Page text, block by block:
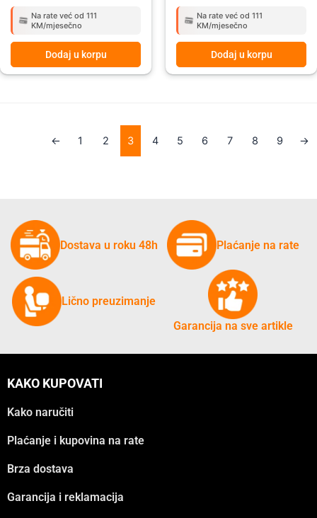
Na rate već od 111
KM/mjesečno
Dodaj u korpu
Na rate već od 111
KM/mjesečno
Dodaj u korpu
← 1 2 3 4 5 6 7 8 9 →
Dostava u roku 48h Plaćanje na rate
Lično preuzimanje
Garancija na sve artikle
KAKO KUPOVATI
Kako naručiti
Plaćanje i kupovina na rate
Brza dostava
Garancija i reklamacija